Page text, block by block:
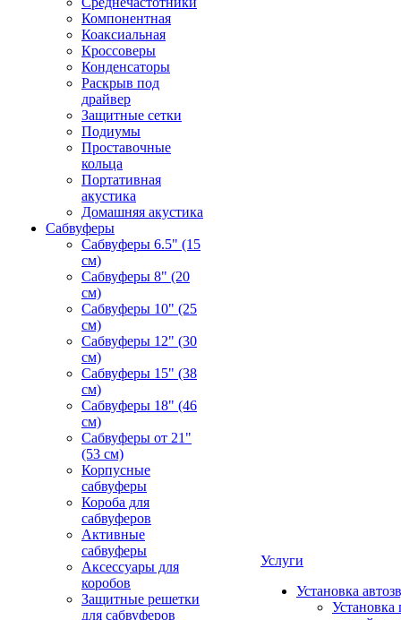
Компонентная
Коаксиальная
Кроссоверы
Конденсаторы
Раскрыв под
драйвер
Защитные сетки
Подиумы
Проставочные
кольца
Портативная
акустика
Домашняя акустика
Сабвуферы
Сабвуферы 6.5" (15
см)
Сабвуферы 8" (20
см)
Сабвуферы 10" (25
см)
Сабвуферы 12" (30
см)
Сабвуферы 15" (38
см)
Сабвуферы 18" (46
см)
Сабвуферы от 21"
(53 см)
Корпусные
сабвуферы
Короба для
сабвуферов
Активные
сабвуферы
Аксессуары для
коробов
Защитные решетки
для сабвуферов
Услуги
Установка
Установка